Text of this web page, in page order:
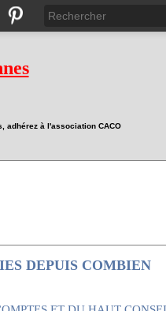
adhérez à l'association CACO
DEPUIS COMBIEN